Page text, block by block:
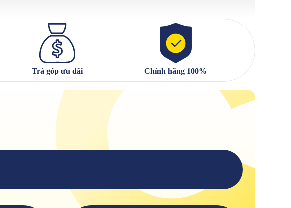
Trả góp ưu đãi Chính hãng 100%